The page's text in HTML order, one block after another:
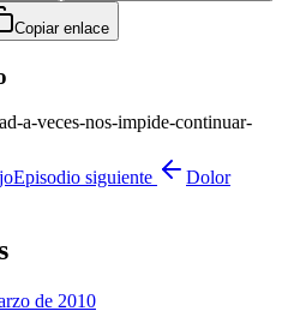
Copiar enlace
a-veces-nos-impide-continuar-
Episodio siguiente
Dolor
de 2010